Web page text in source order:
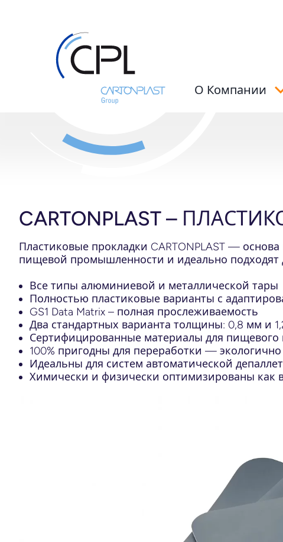
О Компании
CARTONPLAST –
Пластиковые прокладки CARTONPLAST —
пищевой промышленности и идеально подходят
Все типы алюминиевой и металлической тары
Полностью пластиковые варианты с
GS1 Data Matrix – полная прослеживаемость
Два стандартных варианта толщины: 0,8 мм и
Сертифицированные материалы для пищевого
100% пригодны для переработки — экологично
Идеальны для систем автоматической
Химически и физически оптимизированы как